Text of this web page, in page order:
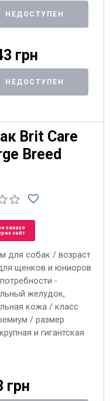
НЕДОСТУПЕН
грн
НЕДОСТУПЕН
Brit Care
Breed
заказе
сайт
для собак / возраст
щенков и юниоров
-
желудок,
кожа / класс
/ размер
и гигантская
грн